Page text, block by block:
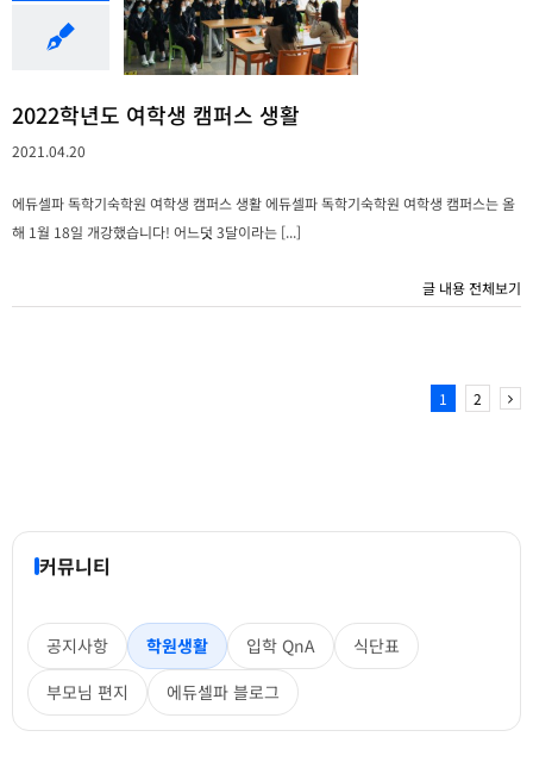
2022학년도 여학생 캠퍼스 생활
2021.04.20
에듀셀파 독학기숙학원 여학생 캠퍼스 생활 에듀셀파 독학기숙학원 여학생 캠퍼스는 올
해 1월 18일 개강했습니다! 어느덧 3달이라는 [...]
글 내용 전체보기
1 2
커뮤니티
공지사항 학원생활 입학 QnA
식단표
부모님 편지
에듀셀파 블로그